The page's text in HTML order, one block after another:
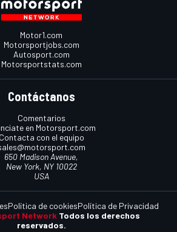
Motor1.com
Motorsportjobs.com
Autosport.com
Motorsportstats.com
Contáctanos
Comentarios
en Motorsport.com
Contacta con el equipo
650 Madison Avenue,
New York, NY 10022
USA
Network Todos los derechos
reservados.
Política de cookiesPolítica de Privacidad